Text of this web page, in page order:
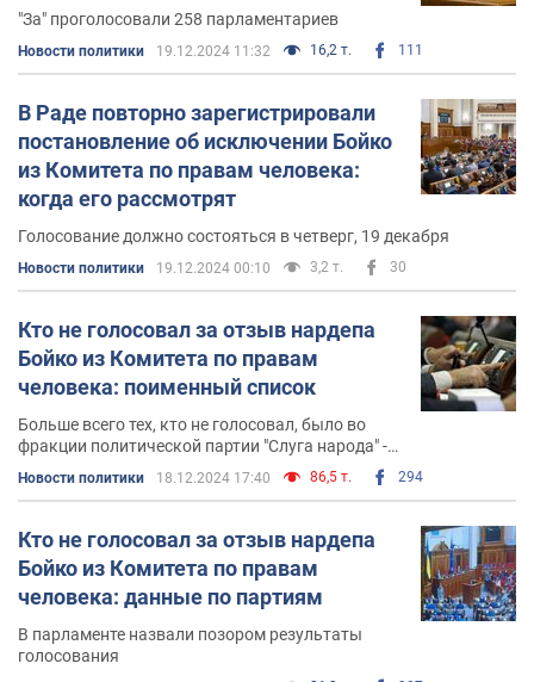
19 декабря 2024 года Рада также обратилась к
президенту с запросом о лишении Бойко звания "героя
Украины". 19 января 2025 года стало известно, что
президент лишил Бойко звания Героя Украины.
Досрочные выборы в Раду 2019
"Оппозиционная платформа "За
приняла участие в досрочных выборах в
Верховную Раду Украины, которые состоялись 21
Личная жизнь
Политик женат. Жена Юрия Бойко – Вера Бойко.
Семейная пара воспитывает шестерых детей.
Активность в сети
Фейсбук. На страницу Юрия Бойко в
Facebook
подписано около 50 тысяч пользователей.
Ключевые тезисы политика
Конфликт на Донбассе нужно решать
"За" проголосовали 258 парламентариев
Новости политики 19.12.2024 11:32 16,2 т. 111
В Раде повторно зарегистрировали
постановление об исключении Бойко
из Комитета по правам человека:
когда его рассмотрят
Голосование должно состояться в четверг, 19 декабря
Новости политики 19.12.2024 00:10 3,2 т. 30
Кто не голосовал за отзыв нардепа
Бойко из Комитета по правам
человека: поименный список
Больше всего тех, кто не голосовал, было во
фракции политической партии "Слуга народа" -
Новости политики 18.12.2024 17:40 86,5 т. 294
Кто не голосовал за отзыв нардепа
Бойко из Комитета по правам
человека: данные по партиям
В парламенте назвали позором результаты
голосования